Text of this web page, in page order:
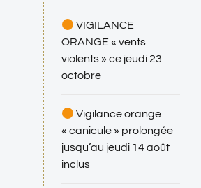
VIGILANCE
ORANGE « vents
violents » ce jeudi 23
octobre
Vigilance orange
« canicule » prolongée
jusqu’au jeudi 14 août
inclus